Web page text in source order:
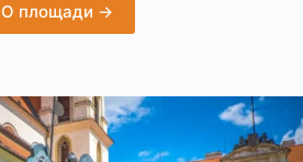
О площади →